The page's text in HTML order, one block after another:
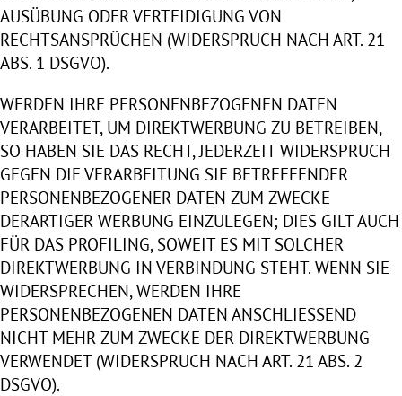
AUSÜBUNG ODER VERTEIDIGUNG VON
RECHTSANSPRÜCHEN (WIDERSPRUCH NACH ART. 21
ABS. 1 DSGVO).
WERDEN IHRE PERSONENBEZOGENEN DATEN
VERARBEITET, UM DIREKTWERBUNG ZU BETREIBEN,
SO HABEN SIE DAS RECHT, JEDERZEIT WIDERSPRUCH
GEGEN DIE VERARBEITUNG SIE BETREFFENDER
PERSONENBEZOGENER DATEN ZUM ZWECKE
DERARTIGER WERBUNG EINZULEGEN; DIES GILT AUCH
FÜR DAS PROFILING, SOWEIT ES MIT SOLCHER
DIREKTWERBUNG IN VERBINDUNG STEHT. WENN SIE
WIDERSPRECHEN, WERDEN IHRE
PERSONENBEZOGENEN DATEN ANSCHLIESSEND
NICHT MEHR ZUM ZWECKE DER DIREKTWERBUNG
VERWENDET (WIDERSPRUCH NACH ART. 21 ABS. 2
DSGVO).